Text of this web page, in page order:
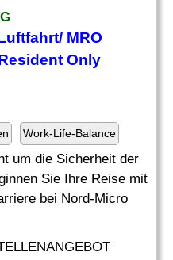
MRO
Only
Work-Life-Balance
um die Sicherheit der
Sie Ihre Reise mit
bei Nord-Micro